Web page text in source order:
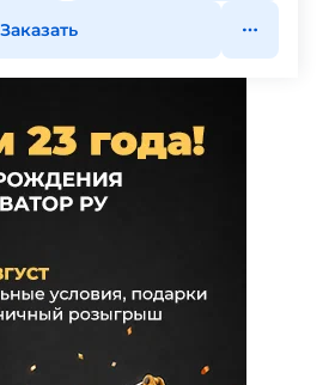
Заказать